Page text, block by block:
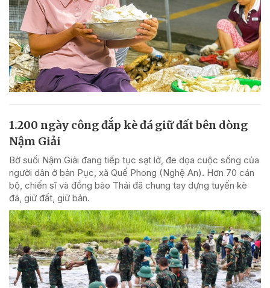
1.200 ngày công đắp kè đá giữ đất bên dòng
Nậm Giải
Bờ suối Nậm Giải đang tiếp tục sạt lở, đe dọa cuộc sống của
người dân ở bản Pục, xã Quế Phong (Nghệ An). Hơn 70 cán
bộ, chiến sĩ và đồng bào Thái đã chung tay dựng tuyến kè
đá, giữ đất, giữ bản.